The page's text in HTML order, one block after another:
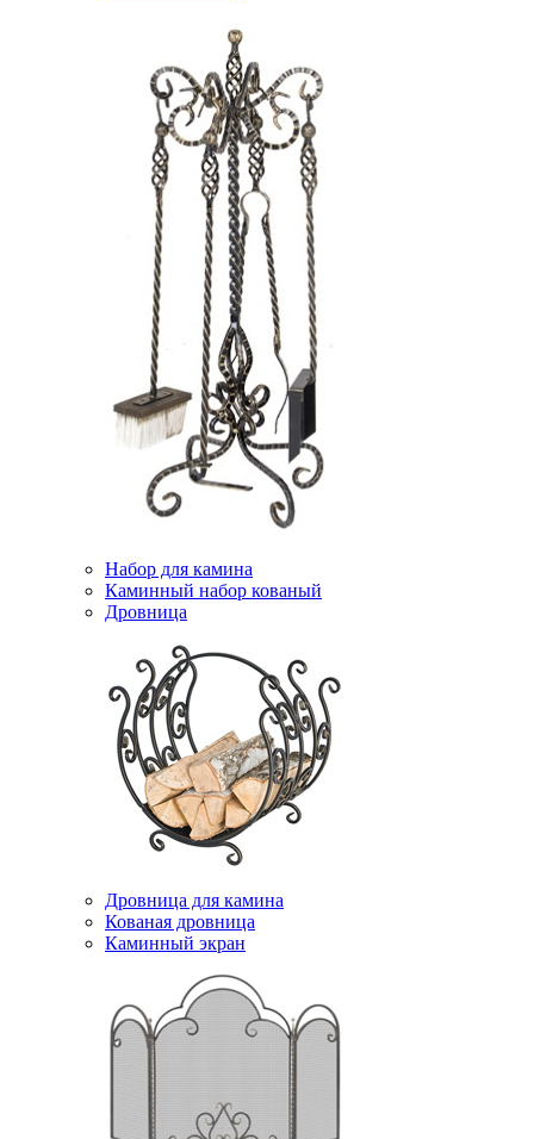
Набор для камина
Каминный набор кованый
Дровница
Дровница для камина
Кованая дровница
Каминный экран